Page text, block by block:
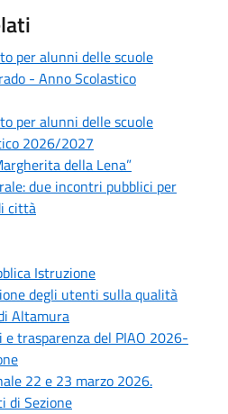
per alunni delle scuole
- Anno Scolastico
per alunni delle scuole
2026/2027
della Lena”
due incontri pubblici per
città
Istruzione
degli utenti sulla qualità
Altamura
trasparenza del PIAO 2026-
22 e 23 marzo 2026.
di Sezione